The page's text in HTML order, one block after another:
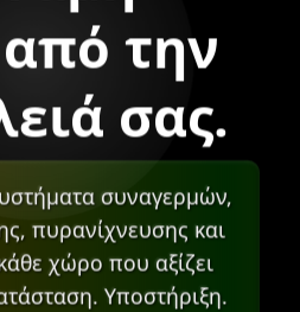
την
σας.
συναγερμών,
πυρανίχνευσης και
χώρο που αξίζει
Υποστήριξη.